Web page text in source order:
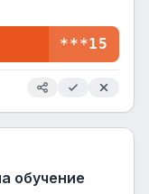
***15
обучение